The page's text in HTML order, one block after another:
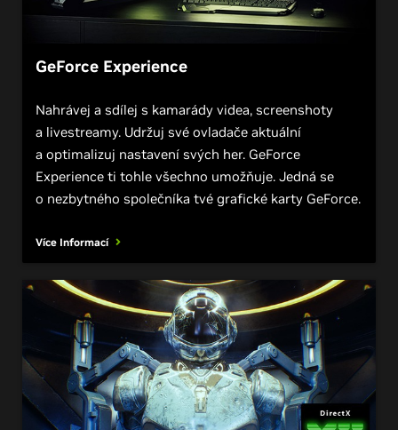
GeForce Experience
Nahrávej a sdílej s kamarády videa, screenshoty
a livestreamy. Udržuj své ovladače aktuální
a optimalizuj nastavení svých her. GeForce
Experience ti tohle všechno umožňuje. Jedná se
o nezbytného společníka tvé grafické karty GeForce.
Více Informací